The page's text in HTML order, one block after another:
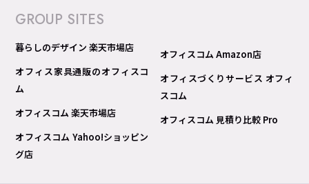
GROUP SITES
暮らしのデザイン 楽天市場店
オフィス家具通販のオフィスコ
ム
オフィスコム 楽天市場店
オフィスコム Yahoo!ショッピン
グ店
オフィスコム Amazon店
オフィスづくりサービス オフィ
スコム
オフィスコム 見積り比較 Pro